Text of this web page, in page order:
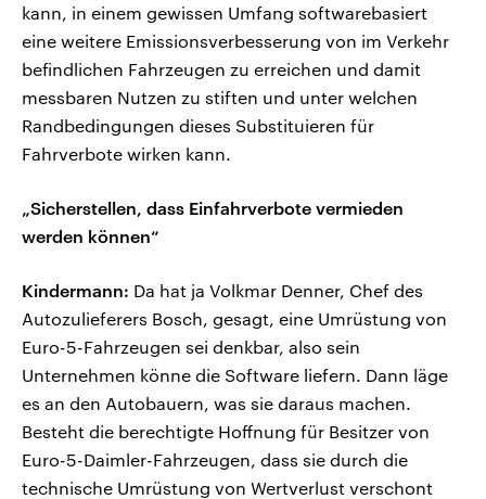
kann, in einem gewissen Umfang softwarebasiert
eine weitere Emissionsverbesserung von im Verkehr
befindlichen Fahrzeugen zu erreichen und damit
messbaren Nutzen zu stiften und unter welchen
Randbedingungen dieses Substituieren für
Fahrverbote wirken kann.
„Sicherstellen, dass Einfahrverbote vermieden
werden können“
Kindermann: Da hat ja Volkmar Denner, Chef des
Autozulieferers Bosch, gesagt, eine Umrüstung von
Euro-5-Fahrzeugen sei denkbar, also sein
Unternehmen könne die Software liefern. Dann läge
es an den Autobauern, was sie daraus machen.
Besteht die berechtigte Hoffnung für Besitzer von
Euro-5-Daimler-Fahrzeugen, dass sie durch die
technische Umrüstung von Wertverlust verschont